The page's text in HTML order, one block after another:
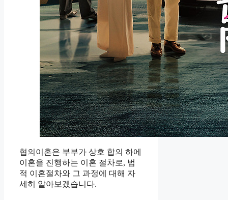
협의이혼은 부부가 상호 합의 하에
이혼을 진행하는 이혼 절차로, 법
적 이혼절차와 그 과정에 대해 자
세히 알아보겠습니다.